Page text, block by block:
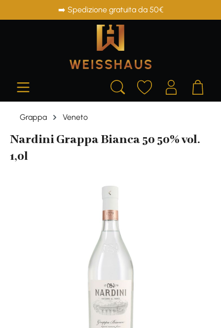
➡️ Spedizione gratuita da 50€
Grappa Veneto
Nardini Grappa Bianca 50 50% vol.
1,0l